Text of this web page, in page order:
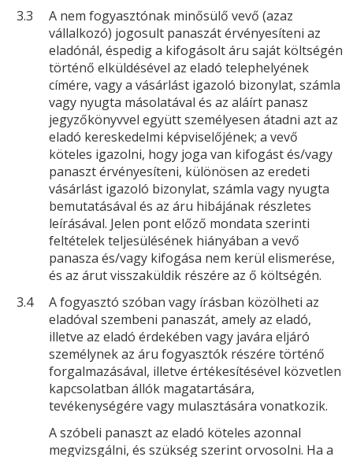
3.3
A nem fogyasztónak minősülő vevő (azaz
vállalkozó) jogosult panaszát érvényesíteni az
eladónál, éspedig a kifogásolt áru saját költségén
történő elküldésével az eladó telephelyének
címére, vagy a vásárlást igazoló bizonylat, számla
vagy nyugta másolatával és az aláírt panasz
jegyzőkönyvvel együtt személyesen átadni azt az
eladó kereskedelmi képviselőjének; a vevő
köteles igazolni, hogy joga van kifogást és/vagy
panaszt érvényesíteni, különösen az eredeti
vásárlást igazoló bizonylat, számla vagy nyugta
bemutatásával és az áru hibájának részletes
leírásával. Jelen pont előző mondata szerinti
feltételek teljesülésének hiányában a vevő
panasza és/vagy kifogása nem kerül elismerése,
és az árut visszaküldik részére az ő költségén.
3.4
A fogyasztó szóban vagy írásban közölheti az
eladóval szembeni panaszát, amely az eladó,
illetve az eladó érdekében vagy javára eljáró
személynek az áru fogyasztók részére történő
forgalmazásával, illetve értékesítésével közvetlen
kapcsolatban állók magatartására,
tevékenységére vagy mulasztására vonatkozik.
A szóbeli panaszt az eladó köteles azonnal
megvizsgálni, és szükség szerint orvosolni. Ha a